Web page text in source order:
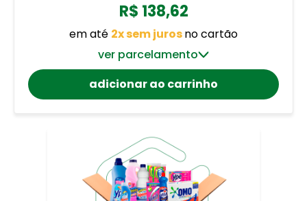
R$ 138,62
em até 2x sem jurosno cartão
ver parcelamento
adicionar ao carrinho